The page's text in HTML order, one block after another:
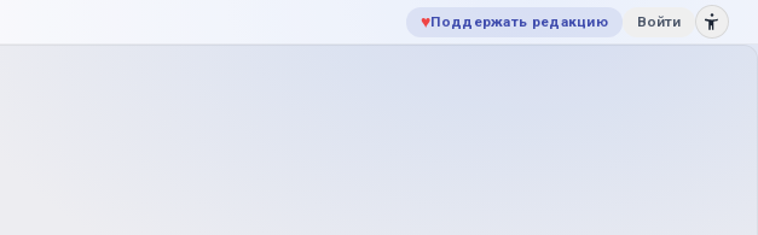
♥Поддержать редакцию Войти